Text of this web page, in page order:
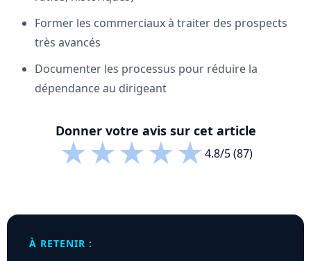
Former les commerciaux à traiter des prospects
très avancés
Documenter les processus pour réduire la
dépendance au dirigeant
Donner votre avis sur cet article
★★★★★4.8/5 (87)
À RETENIR :